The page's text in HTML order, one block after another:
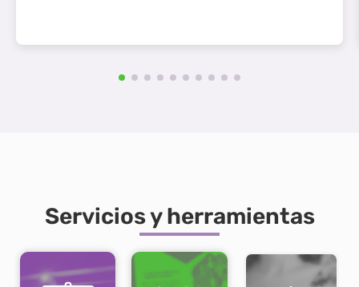
Servicios y herramientas